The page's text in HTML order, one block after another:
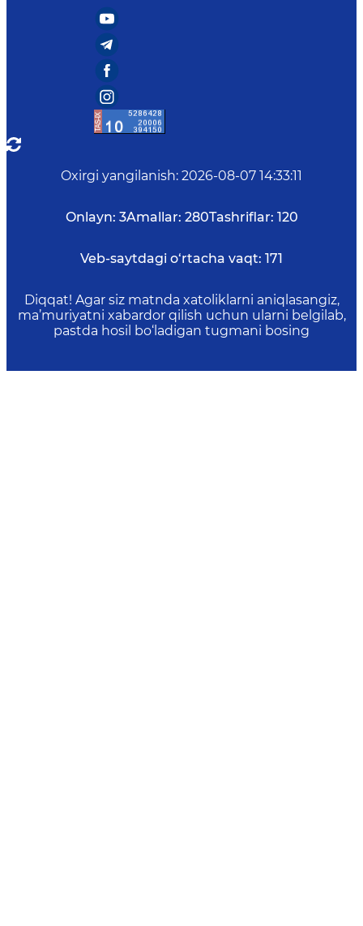
Oxirgi yangilanish: 2026-08-07 14:33:11
Onlayn: 3Amallar: 280Tashriflar: 120
Veb-saytdagi o‘rtacha vaqt: 171
Diqqat! Agar siz matnda xatoliklarni aniqlasangiz,
ma’muriyatni xabardor qilish uchun ularni belgilab,
pastda hosil bo‘ladigan tugmani bosing